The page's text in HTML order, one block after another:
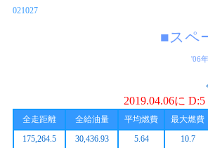
021027
■スペ
'06
2019.04.06に
全走距離 全給油量 平均燃費
最大燃費
175,264.5
30,436.93 5.64 10.7